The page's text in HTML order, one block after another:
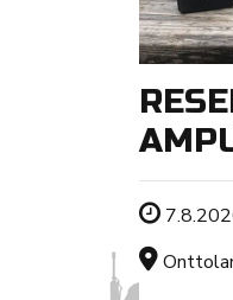
Sijainti